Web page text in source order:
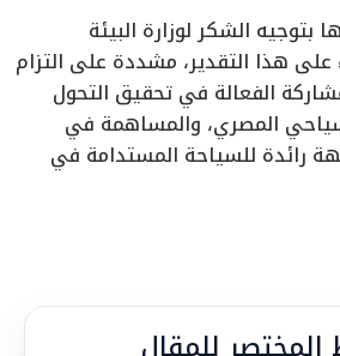
بتوجيه الشكر لوزارة البيئة
هذا التقدير، مشددة على التزام
الفعالة في تحقيق التحول
المصري، والمساهمة في
رائدة للسياحة المستدامة في